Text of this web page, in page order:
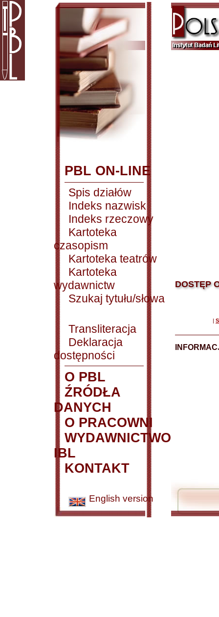
PBL ON-LINE
Spis działów
Indeks nazwisk
Indeks rzeczowy
Kartoteka
czasopism
Kartoteka teatrów
Kartoteka
wydawnictw
Szukaj tytułu/słowa
Transliteracja
Deklaracja
dostępności
O PBL
ŹRÓDŁA
DANYCH
O PRACOWNI
WYDAWNICTWO
IBL
KONTAKT
English version
DOSTĘP
|